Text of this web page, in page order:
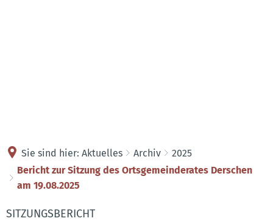
Sie sind hier: Aktuelles Archiv
2025
Bericht zur Sitzung des Ortsgemeinderates Derschen
am 19.08.2025
SITZUNGSBERICHT